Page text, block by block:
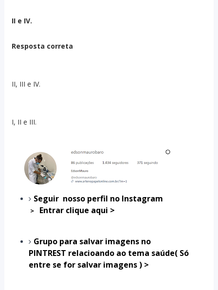
II e IV.
Resposta correta
II, III e IV.
I, II e III.
Seguir nosso perfil no Instagram
> Entrar clique aqui >
Grupo para salvar imagens no
PINTREST relacioando ao tema saúde( Só
entre se for salvar imagens )>